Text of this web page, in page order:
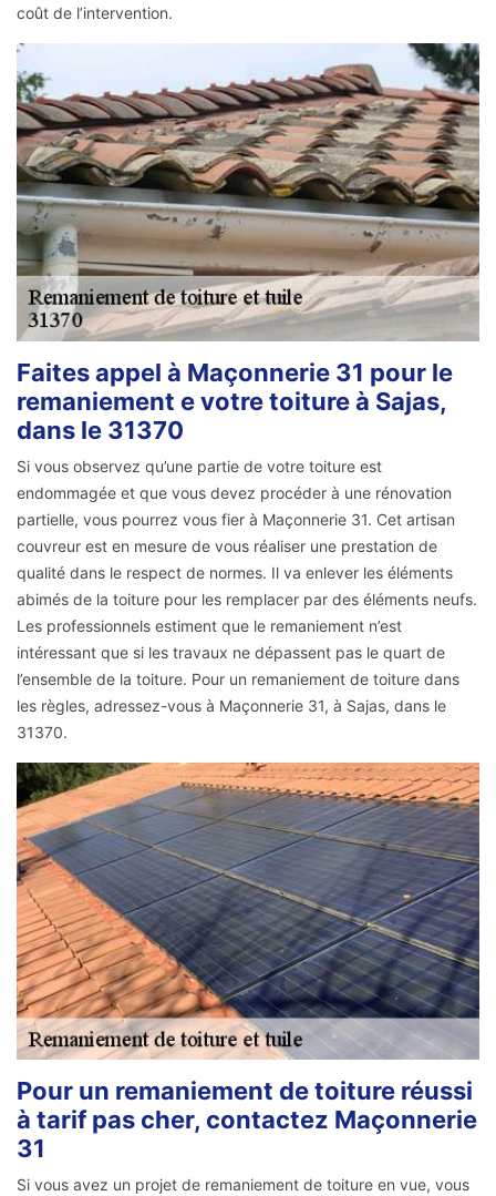
coût de l’intervention.
Faites appel à Maçonnerie 31 pour le
remaniement e votre toiture à Sajas,
dans le 31370
Si vous observez qu’une partie de votre toiture est
endommagée et que vous devez procéder à une rénovation
partielle, vous pourrez vous fier à Maçonnerie 31. Cet artisan
couvreur est en mesure de vous réaliser une prestation de
qualité dans le respect de normes. Il va enlever les éléments
abimés de la toiture pour les remplacer par des éléments neufs.
Les professionnels estiment que le remaniement n’est
intéressant que si les travaux ne dépassent pas le quart de
l’ensemble de la toiture. Pour un remaniement de toiture dans
les règles, adressez-vous à Maçonnerie 31, à Sajas, dans le
31370.
Pour un remaniement de toiture réussi
à tarif pas cher, contactez Maçonnerie
31
Si vous avez un projet de remaniement de toiture en vue, vous